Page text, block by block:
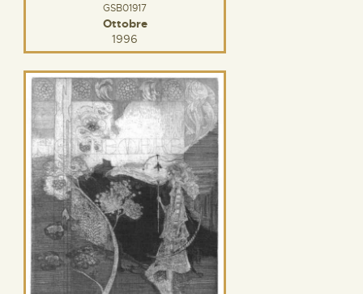
GSB01917
Ottobre
1996